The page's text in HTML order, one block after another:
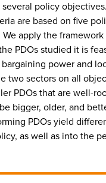
policy
are based on five
We apply the
PDOs studied it is
power and
two sectors on all
PDOs that are well-
bigger, older, and
PDOs yield
as well as into the